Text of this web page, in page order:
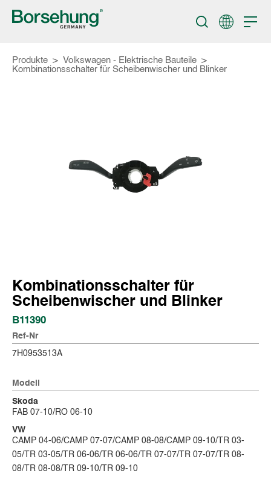
Produkte > Volkswagen - Elektrische Bauteile >
Kombinationsschalter für Scheibenwischer und Blinker
Kombinationsschalter für
Scheibenwischer und Blinker
B11390
Ref-Nr
7H0953513A
Modell
Skoda
FAB 07-10/RO 06-10
VW
CAMP 04-06/CAMP 07-07/CAMP 08-08/CAMP 09-10/TR 03-
05/TR 03-05/TR 06-06/TR 06-06/TR 07-07/TR 07-07/TR 08-
08/TR 08-08/TR 09-10/TR 09-10